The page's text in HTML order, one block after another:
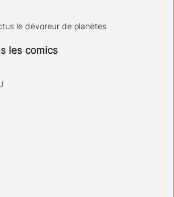
le dévoreur de planètes
les comics